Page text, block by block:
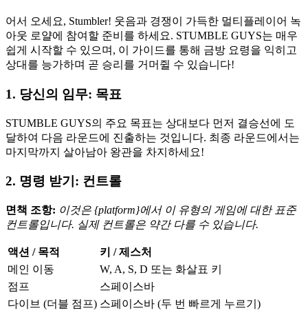
어서 오세요, Stumbler! 웃음과 경쟁이 가득한 멀티플레이어 녹
아웃 로얄에 참여할 준비를 하세요. STUMBLE GUYS는 매우
쉽게 시작할 수 있으며, 이 가이드를 통해 금방 요령을 익히고
상대를 능가하며 곧 승리를 거머쥘 수 있습니다!
1. 당신의 임무: 목표
STUMBLE GUYS의 주요 목표는 상대보다 먼저 결승선에 도
달하여 다음 라운드에 진출하는 것입니다. 최종 라운드에서는
마지막까지 살아남아 왕관을 차지하세요!
2. 명령 받기: 컨트롤
면책 조항: 이것은 {platform}에서 이 유형의 게임에 대한 표준
컨트롤입니다. 실제 컨트롤은 약간 다를 수 있습니다.
액션 / 목적
키 / 제스처
메인 이동
W, A, S, D 또는 화살표 키
점프
스페이스바
다이브 (더블 점프) 스페이스바 (두 번 빠르게 누르기)